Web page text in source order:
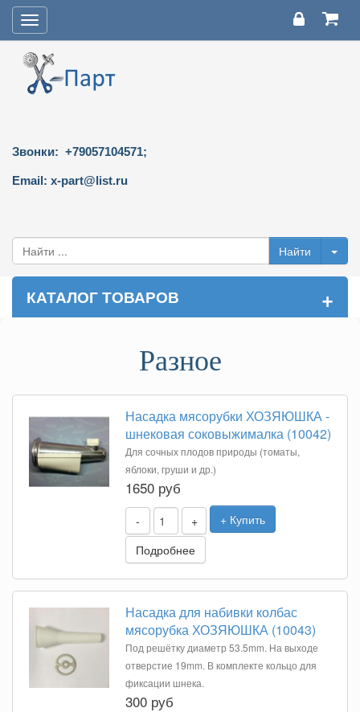
Toggle
navigation
Звонки: +79057104571;
Email: x-part@list.ru
КАТАЛОГ ТОВАРОВ +
Разное
Насадка мясорубки ХОЗЯЮШКА -
шнековая соковыжималка (10042)
Для сочных плодов природы (томаты,
яблоки, груши и др.)
1650 руб
- +
+ Купить
Подробнее
Насадка для набивки колбас
мясорубка ХОЗЯЮШКА (10043)
Под решётку диаметр 53.5mm. На выходе
отверстие 19mm. В комплекте кольцо для
фиксации шнека.
300 руб